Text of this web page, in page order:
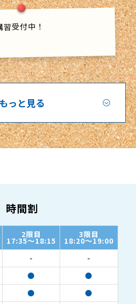
習受付中！
もっと見る
時間割
2限目
17:35～18:15
3限目
18:20～19:00
-
-
●
●
●
●